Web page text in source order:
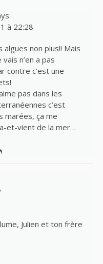
à 22:28
algues non plus!! Mais
n’en a pas
contre c’est une
pas dans les
c’est
marées, ça me
et-vient de la mer…
Julien et ton frère